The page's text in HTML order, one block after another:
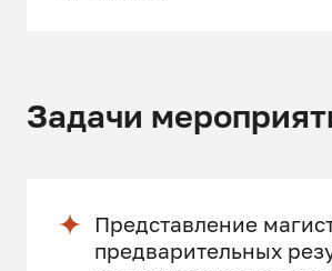
Задачи
Представление
предварительных